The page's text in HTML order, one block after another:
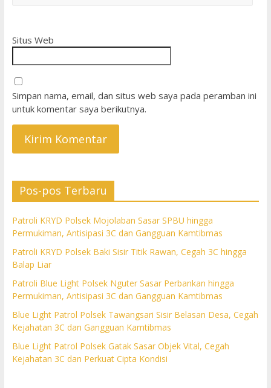
Situs Web
Simpan nama, email, dan situs web saya pada peramban ini
untuk komentar saya berikutnya.
Pos-pos Terbaru
Patroli KRYD Polsek Mojolaban Sasar SPBU hingga
Permukiman, Antisipasi 3C dan Gangguan Kamtibmas
Patroli KRYD Polsek Baki Sisir Titik Rawan, Cegah 3C hingga
Balap Liar
Patroli Blue Light Polsek Nguter Sasar Perbankan hingga
Permukiman, Antisipasi 3C dan Gangguan Kamtibmas
Blue Light Patrol Polsek Tawangsari Sisir Belasan Desa, Cegah
Kejahatan 3C dan Gangguan Kamtibmas
Blue Light Patrol Polsek Gatak Sasar Objek Vital, Cegah
Kejahatan 3C dan Perkuat Cipta Kondisi